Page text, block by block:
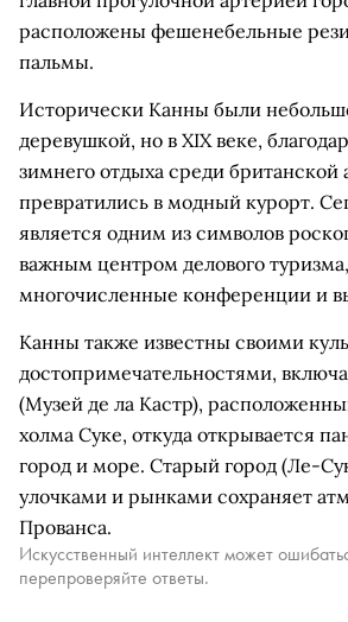
расположены фешенебельные
пальмы.
Исторически Канны были
деревушкой, но в XIX веке,
зимнего отдыха среди британской
превратились в модный курорт.
является одним из символов
важным центром делового
многочисленные конференции и
Канны также известны своими
достопримечательностями,
(Музей де ла Кастр),
холма Суке, откуда открывается
город и море. Старый город (Ле-
улочками и рынками сохраняет
Прованса.
Искусственный интеллект может
перепроверяйте ответы.